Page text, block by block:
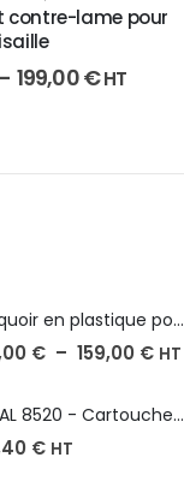
contre-lame pour
199,00€HT
Taquoir en plastique pour Massicot
€ – 159,00 € HT
IDEAL 8520 - Cartouche de 2000 agrafes
€ HT